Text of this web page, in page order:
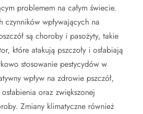
problemem na całym świecie.
czynników wpływających na
są choroby i pasożyty, takie
które atakują pszczoły i osłabiają
stosowanie pestycydów w
wpływ na zdrowie pszczół,
oraz zwiększonej
Zmiany klimatyczne również